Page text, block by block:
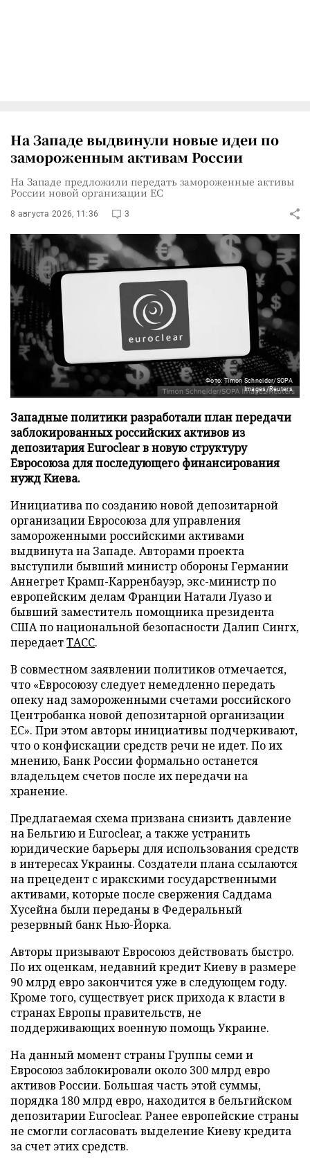
На Западе выдвинули новые идеи по
замороженным активам России
На Западе предложили передать замороженные активы
России новой организации ЕС
8 августа 2026, 11:36 3
Фото: Timon Schneider/SOPA
Images/Reuters
Западные политики разработали план передачи
заблокированных российских активов из
депозитария Euroclear в новую структуру
Евросоюза для последующего финансирования
нужд Киева.
Инициатива по созданию новой депозитарной
организации Евросоюза для управления
замороженными российскими активами
выдвинута на Западе. Авторами проекта
выступили бывший министр обороны Германии
Аннегрет Крамп-Карренбауэр, экс-министр по
европейским делам Франции Натали Луазо и
бывший заместитель помощника президента
США по национальной безопасности Далип Сингх,
передаетТАСС.
В совместном заявлении политиков отмечается,
что «Евросоюзу следует немедленно передать
опеку над замороженными счетами российского
Центробанка новой депозитарной организации
ЕС». При этом авторы инициативы подчеркивают,
что о конфискации средств речи не идет. По их
мнению, Банк России формально останется
владельцем счетов после их передачи на
хранение.
Предлагаемая схема призвана снизить давление
на Бельгию и Euroclear, а также устранить
юридические барьеры для использования средств
в интересах Украины. Создатели плана ссылаются
на прецедент с иракскими государственными
активами, которые после свержения Саддама
Хусейна были переданы в Федеральный
резервный банк Нью-Йорка.
Авторы призывают Евросоюз действовать быстро.
По их оценкам, недавний кредит Киеву в размере
90 млрд евро закончится уже в следующем году.
Кроме того, существует риск прихода к власти в
странах Европы правительств, не
поддерживающих военную помощь Украине.
На данный момент страны Группы семи и
Евросоюз заблокировали около 300 млрд евро
активов России. Большая часть этой суммы,
порядка 180 млрд евро, находится в бельгийском
депозитарии Euroclear. Ранее европейские страны
не смогли согласовать выделение Киеву кредита
за счет этих средств.